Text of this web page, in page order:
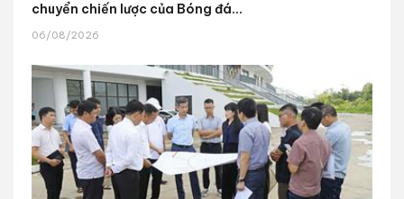
chuyển chiến lược của Bóng đá...
06/08/2026